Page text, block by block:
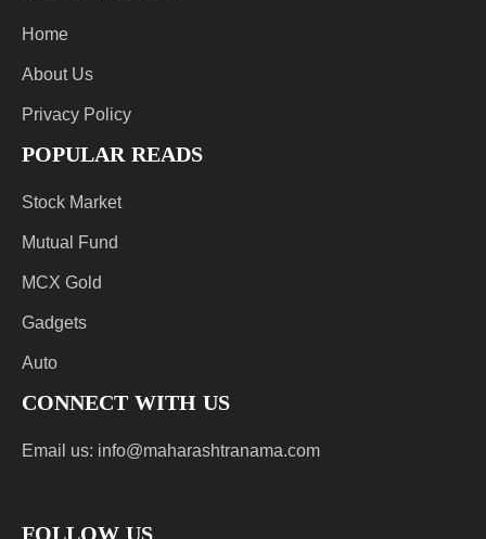
Home
About Us
Privacy Policy
POPULAR READS
Stock Market
Mutual Fund
MCX Gold
Gadgets
Auto
CONNECT WITH US
Email us: info@maharashtranama.com